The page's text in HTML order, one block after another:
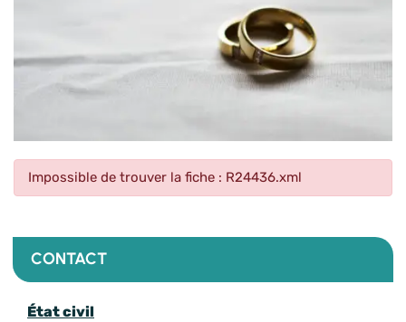
Impossible de trouver la fiche : R24436.xml
CONTACT
État civil